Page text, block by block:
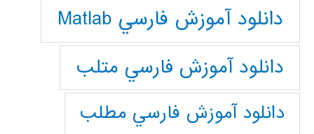
دانلود آموزش فارسي Matlab
دانلود آموزش فارسي متلب
دانلود آموزش فارسي مطلب